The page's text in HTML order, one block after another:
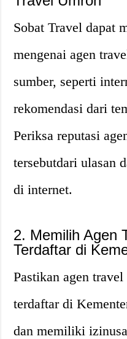
Sobat Travel dapat
mengenai agen
sumber, seperti
rekomendasi dari
Periksa reputasi
tersebutdari ulasan
di internet.
2. Memilih Agen
Terdaftar di
Pastikan agen
terdaftar di
dan memiliki